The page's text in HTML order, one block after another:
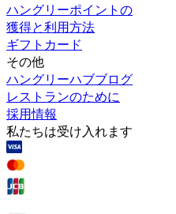
ハングリーポイントの
獲得と利用方法
ギフトカード
その他
ハングリーハブブログ
レストランのために
採用情報
私たちは受け入れます